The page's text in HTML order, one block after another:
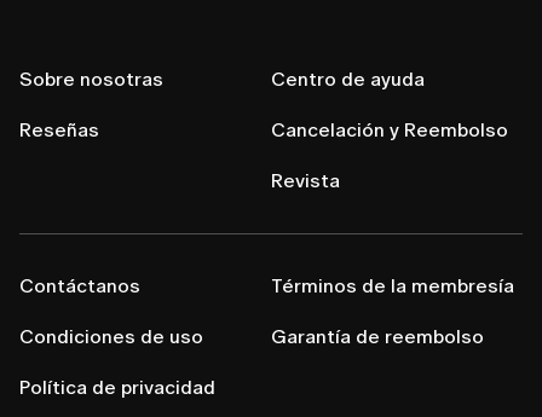
Sobre nosotras
Reseñas
Centro de ayuda
Cancelación y Reembolso
Revista
Contáctanos
Condiciones de uso
Política de privacidad
Términos de la membresía
Garantía de reembolso